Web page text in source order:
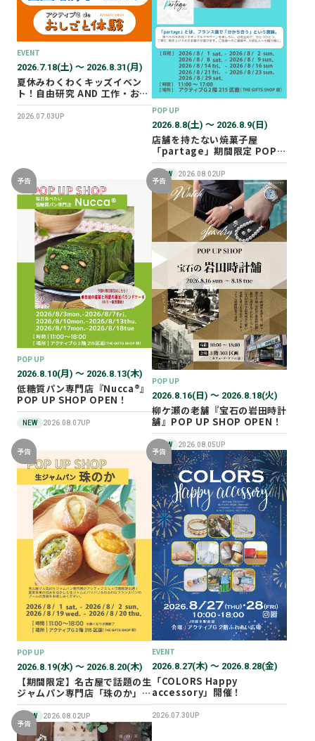
EVENT
2026.7.18(土) 〜 2026.8.31(月)
夏休みわくわくキッズイベン
ト！自由研究 AND 工作・おし
ごと体験！
2026.07.03UP
POP UP
2026.8.8(土) 〜 2026.8.9(日)
店舗を持たない焼菓子屋
「partage」期間限定 POP
UP SHOP オープン！
NEW 2026.08.02UP
予告
POP UP
2026.8.10(月) 〜 2026.8.13(木)
低糖質パン専門店『Nucca®』
POP UP SHOP OPEN！
NEW 2026.08.07UP
予告
POP UP
2026.8.16(日) 〜 2026.8.18(火)
柳ケ瀬の老舗『宝石の岩田時計
舗』POP UP SHOP OPEN！
NEW 2026.08.05UP
予告
POP UP
2026.8.19(水) 〜 2026.8.20(木)
【期間限定】名古屋で話題の生
ジャムパン専門店「珠のか」
POP UP SHOP
NEW 2026.08.02UP
予告
EVENT
2026.8.27(木) 〜 2026.8.28(金)
「COLORS Happy
accessory」開催！
2026.07.30UP
予告